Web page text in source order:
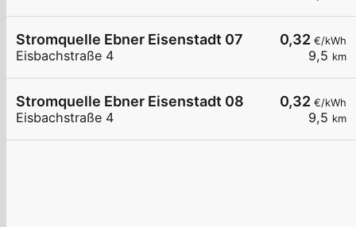
0,32 €/kWh
9,5 km
Stromquelle Ebner Eisenstadt 07
Eisbachstraße 4
0,32 €/kWh
9,5 km
Stromquelle Ebner Eisenstadt 08
Eisbachstraße 4